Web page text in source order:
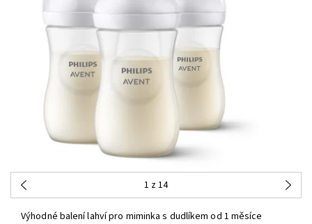
1 z 14
Výhodné balení lahví pro miminka s dudlíkem od 1 měsíce